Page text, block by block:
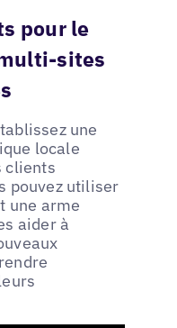
pour le
sites
une
locale
clients
pouvez utiliser
une arme
aider à